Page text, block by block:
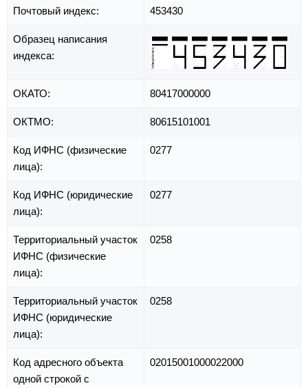
Почтовый индекс: 453430
Образец написания
индекса:
ОКАТО: 80417000000
ОКТМО: 80615101001
Код ИФНС (физические
лица):
0277
Код ИФНС (юридические
лица):
0277
Территориальный участок
ИФНС (физические
лица):
0258
Территориальный участок
ИФНС (юридические
лица):
0258
Код адресного объекта
одной строкой с
02015001000022000